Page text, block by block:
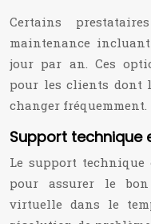
Certains
maintenance
jour par an. Ces
pour les clients dont
changer fréquemment.
Support technique
Le support
pour assurer le
virtuelle dans le